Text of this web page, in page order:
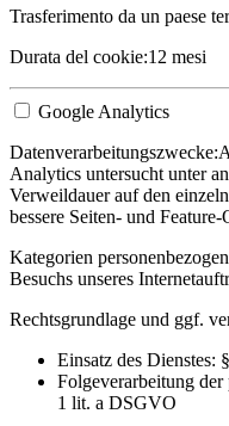
Trasferimento da un paese
Durata del cookie:12 mesi
Google Analytics
Datenverarbeitungszwecke:
Analytics untersucht unter
Verweildauer auf den
bessere Seiten- und
Kategorien
Besuchs unseres
Rechtsgrundlage und ggf.
Einsatz des Dienstes:
Folgeverarbeitung der
1 lit. a DSGVO